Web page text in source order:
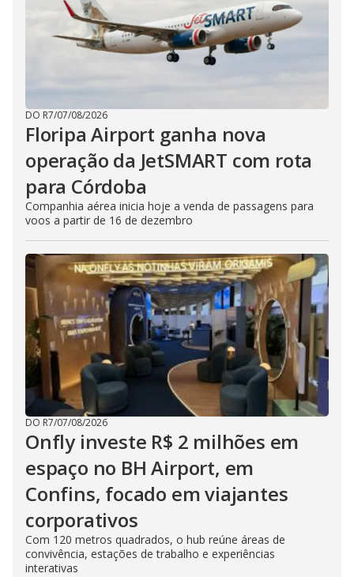
DO R7/07/08/2026
Floripa Airport ganha nova
operação da JetSMART com rota
para Córdoba
Companhia aérea inicia hoje a venda de passagens para
voos a partir de 16 de dezembro
DO R7/07/08/2026
Onfly investe R$ 2 milhões em
espaço no BH Airport, em
Confins, focado em viajantes
corporativos
Com 120 metros quadrados, o hub reúne áreas de
convivência, estações de trabalho e experiências
interativas